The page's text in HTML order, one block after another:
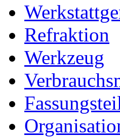
Refraktion
Werkzeug